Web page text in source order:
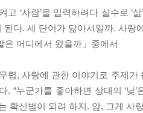
료
다
아드린 날
법
싶었던 세모
종이의 고향
고 ‘사람’을 입력하려다 실수로 ‘
된다. 세 단어가 닮아서일까. 사
은 어디에서 왔을까」중에서
렵, 사랑에 관한 이야기로 주제
. “누군가를 좋아하면 상대의 ‘낮
확신범이 되려 하지. 암, 그게 사